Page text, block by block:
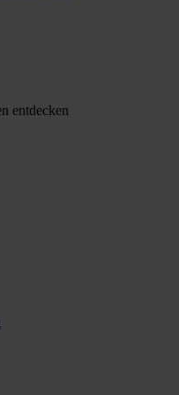
entdecken